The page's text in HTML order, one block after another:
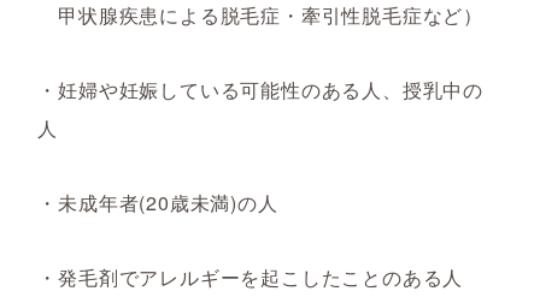
甲状腺疾患による脱毛症・牽引性脱毛症など）
・妊婦や妊娠している可能性のある人、授乳中の
人
・未成年者(20歳未満)の人
・発毛剤でアレルギーを起こしたことのある人